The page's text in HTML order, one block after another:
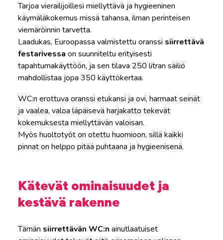
Tarjoa vierailijoillesi miellyttävä ja hygieeninen
käymäläkokemus missä tahansa, ilman perinteisen
viemäröinnin tarvetta.
Laadukas, Euroopassa valmistettu oranssi siirrettävä
festarivessa on suunniteltu erityisesti
tapahtumakäyttöön, ja sen tilava 250 litran säiliö
mahdollistaa jopa 350 käyttökertaa.
WC:n erottuva oranssi etukansi ja ovi, harmaat seinät
ja vaalea, valoa läpäisevä harjakatto tekevät
kokemuksesta miellyttävän valoisan.
Myös huoltotyöt on otettu huomioon, sillä kaikki
pinnat on helppo pitää puhtaana ja hygieenisenä.
Kätevät ominaisuudet ja
kestävä rakenne
Tämän siirrettävän WC:n ainutlaatuiset